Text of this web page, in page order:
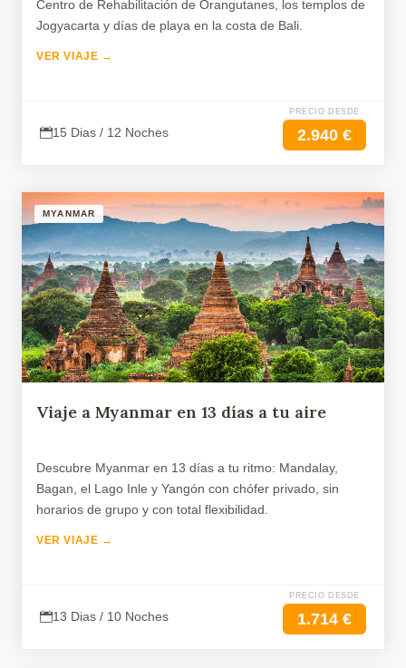
Centro de Rehabilitación de Orangutanes, los templos de
Jogyacarta y días de playa en la costa de Bali.
VER VIAJE →
15 Dias / 12 Noches
PRECIO DESDE
2.940 €
MYANMAR
Viaje a Myanmar en 13 días a tu aire
Descubre Myanmar en 13 días a tu ritmo: Mandalay,
Bagan, el Lago Inle y Yangón con chófer privado, sin
horarios de grupo y con total flexibilidad.
VER VIAJE →
13 Dias / 10 Noches
PRECIO DESDE
1.714 €